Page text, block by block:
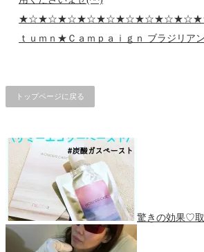
ｔｕｍｎ★Ｃａｍｐａｉｇｎ ブラジリア
トップページに戻る
驚きの効果♡取